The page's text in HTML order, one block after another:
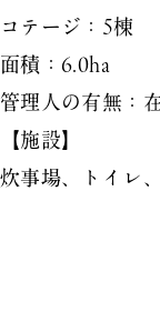
コテージ：5棟
面積：6.0ha
管理人の有無：
【施設】
炊事場、トイレ